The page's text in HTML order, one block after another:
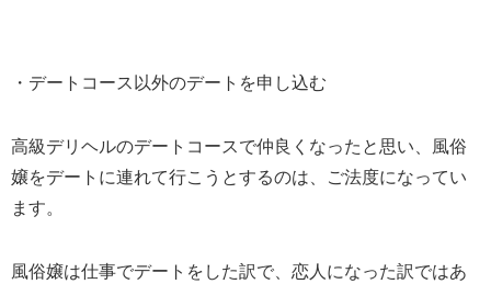
・デートコース以外のデートを申し込む
高級デリヘルのデートコースで仲良くなったと思い、風俗
嬢をデートに連れて行こうとするのは、ご法度になってい
ます。
風俗嬢は仕事でデートをした訳で、恋人になった訳ではあ